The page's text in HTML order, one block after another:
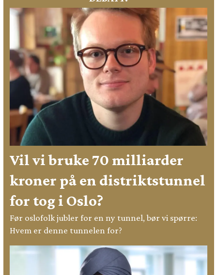
Vil vi bruke 70 milliarder
kroner på en distriktstunnel
for tog i Oslo?
Før oslofolk jubler for en ny tunnel, bør vi spørre:
Hvem er denne tunnelen for?